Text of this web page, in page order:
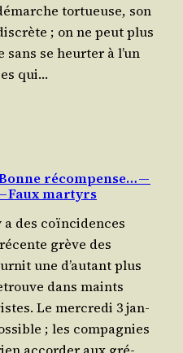
tor­tueuse, son
; on ne peut plus
se heur­ter à l’un
qui…
récompense… —
Faux martyrs
des coïn­ci­dences
grève des
une d’au­tant plus
dans maints
Le mer­cre­di 3 jan­
; les com­pa­gnies